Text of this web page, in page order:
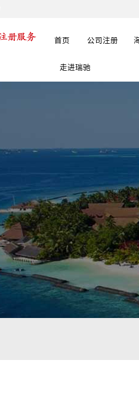
首页 公司注册
走进瑞驰